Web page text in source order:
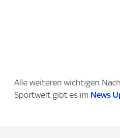
Alle weiteren wichtigen
Sportwelt gibt es im News